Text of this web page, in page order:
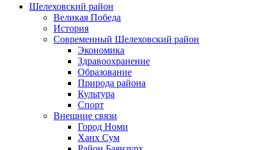
Шелеховский район
Великая Победа
История
Современный Шелеховский район
Экономика
Здравоохранение
Образование
Природа района
Культура
Спорт
Внешние связи
Город Номи
Ханх Сум